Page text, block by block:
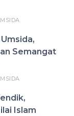
Semangat
Islam